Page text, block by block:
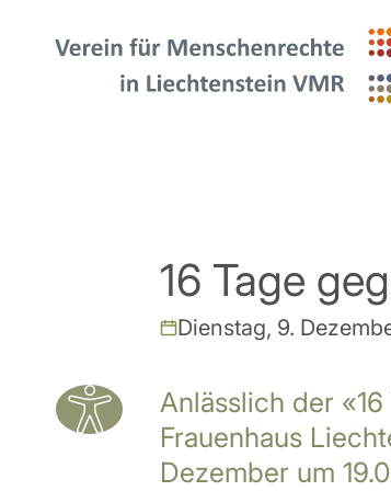
16 Tage
Dienstag, 9.
Anlässlich der
Frauenhaus
Dezember um